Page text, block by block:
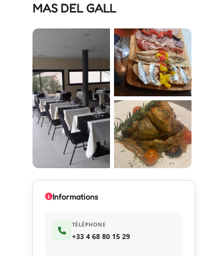
MAS DEL GALL
Informations
TÉLÉPHONE
+33 4 68 80 15 29